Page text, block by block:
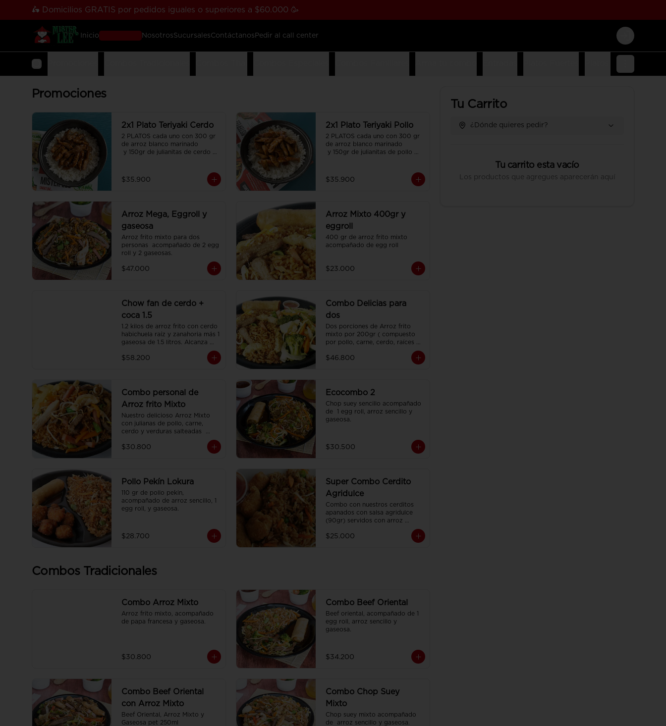
🛵 Domicilios GRATIS por pedidos iguales o superiores a $60.000 🥳
Inicio NosotrosSucursalesContáctanos Pedir al call center
Login
Promociones
2x1 Plato Teriyaki Cerdo
2 PLATOS cada uno con 300 gr
de arroz blanco marinado
y 150gr de julianitas de cerdo
$35.900
2x1 Plato Teriyaki Pollo
2 PLATOS cada uno con 300 gr
de arroz blanco marinado
y 150gr de julianitas de pollo
$35.900
Arroz Mega, Eggroll y
gaseosa
Arroz frito mixto para dos
personas  acompañado de 2 egg
roll y 2 gaseosas.
$47.000
Arroz Mixto 400gr y
eggroll
400 gr de arroz frito mixto
acompañado de egg roll
$23.000
Chow fan de cerdo +
coca 1.5
1.2 kilos de arroz frito con cerdo
habichuela raíz y zanahoria más 1
gaseosa de 1.5 litros. Alcanza
$58.200
Combo Delicias para
dos
Dos porciones de Arroz frito
mixto por 200gr ( compuesto
por pollo, carne, cerdo, raíces
chinas , habichuela, zanahoria) ,
dos porciones de Chop Suey
sencillo por 200 gr , 2 Egg Roll
$46.800
Combo personal de
Arroz frito Mixto
Nuestro delicioso Arroz Mixto
con julianas de pollo, carne,
cerdo y verduras salteadas
francesa y CocaCola pet 250ml.
$30.800
Ecocombo 2
Chop suey sencillo acompañado
de  1 egg roll, arroz sencillo y
gaseosa.
$30.500
Pollo Pekín Lokura
110 gr de pollo pekin,
acompañado de arroz sencillo, 1
egg roll, y gaseosa.
$28.700
Super Combo Cerdito
Agridulce
Combo con nuestros cerditos
apanados con salsa agridulce
(90gr) servidos con arroz
personal
$25.000
Combos Tradicionales
Combo Arroz Mixto
Arroz frito mixto, acompañado
de papa francesa y gaseosa.
$30.800
Combo Beef Oriental
Beef oriental, acompañado de 1
egg roll, arroz sencillo y
gaseosa.
$34.200
Combo Beef Oriental
con Arroz Mixto
Beef Oriental, Arroz Mixto y
Gaseosa pet 250ml
Combo Chop Suey
Mixto
Chop suey mixto acompañado
de  arroz sencillo y gaseosa.
Tu Carrito
¿Dónde quieres pedir?
Tu carrito esta vacío
Los productos que agregues aparecerán aquí